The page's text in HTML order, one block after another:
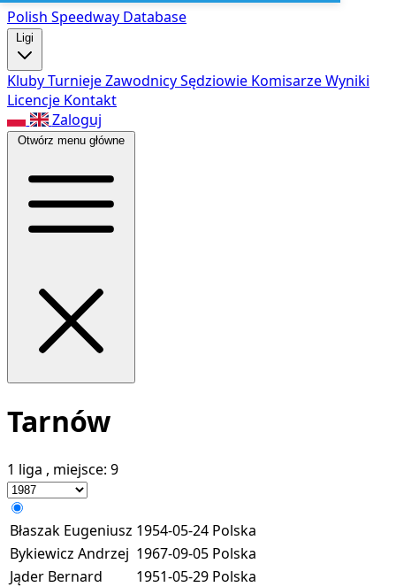
Polish Speedway Database
Ligi
KlubyTurniejeZawodnicySędziowie KomisarzeWyniki
Licencje Kontakt
Zaloguj
Otwórz menu główne
Tarnów
1 liga , miejsce: 9
Błaszak Eugeniusz 1954-05-24 Polska
Bykiewicz Andrzej 1967-09-05 Polska
Jąder Bernard
1951-05-29 Polska